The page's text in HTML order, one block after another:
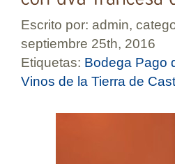
Escrito por: admin,
septiembre 25th, 2016
Etiquetas: Bodega Pago
Vinos de la Tierra de